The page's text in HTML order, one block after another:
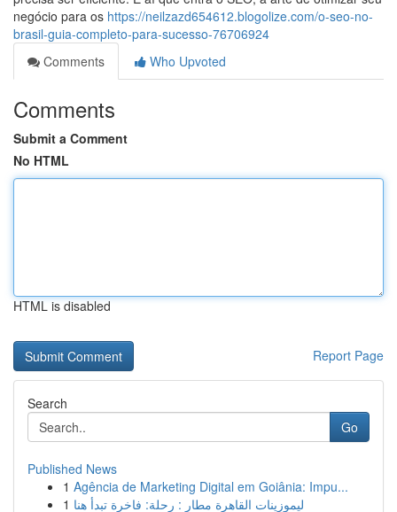
negócio para os https://neilzazd654612.blogolize.com/o-seo-no-
brasil-guia-completo-para-sucesso-76706924
Comments
Who Upvoted
Comments
Submit a Comment
No HTML
HTML is disabled
Report Page
Search
Go
Published News
1 Agência de Marketing Digital em Goiânia: Impu...
1 ليموزينات القاهرة مطار : رحلة: فاخرة تبدأ هنا